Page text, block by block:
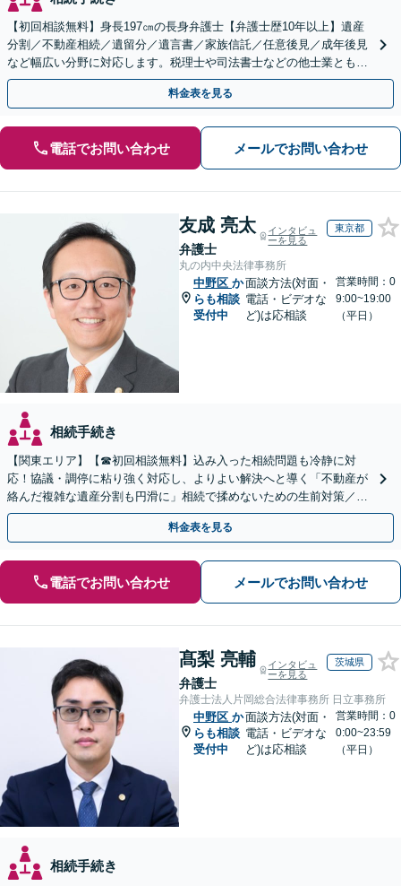
【初回相談無料】身長197㎝の長身弁護士【弁護士歴10年以上】遺産
分割／不動産相続／遺留分／遺言書／家族信託／任意後見／成年後見
など幅広い分野に対応します。税理士や司法書士などの他士業とも連
携【出張相談】【夜間・休日面談】【横浜駅7分】
料金表を見る
電話でお問い合わせ メールでお問い合わせ
友成 亮太
弁護士
インタビュ
ーを見る
東京都
丸の内中央法律事務所
中野区 か
らも相談
受付中
面談方法(対面・
電話・ビデオな
ど)は応相談
営業時間：0
9:00~19:00
（平日）
相続手続き
【関東エリア】【☎︎初回相談無料】込み入った相続問題も冷静に対
応！協議・調停に粘り強く対応し、よりよい解決へと導く「不動産が
絡んだ複雑な遺産分割も円滑に」相続で揉めないための生前対策／遺
言書の作成から執行【夜間相談可】【有楽町駅1分】
料金表を見る
電話でお問い合わせ メールでお問い合わせ
髙梨 亮輔
弁護士
インタビュ
ーを見る
茨城県
弁護士法人片岡総合法律事務所 日立事務所
中野区 か
らも相談
受付中
面談方法(対面・
電話・ビデオな
ど)は応相談
営業時間：0
0:00~23:59
（平日）
相続手続き